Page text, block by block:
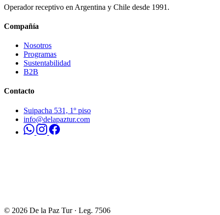
Operador receptivo en Argentina y Chile desde 1991.
Compañía
Nosotros
Programas
Sustentabilidad
B2B
Contacto
Suipacha 531, 1º piso
info@delapaztur.com
© 2026 De la Paz Tur · Leg. 7506